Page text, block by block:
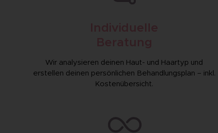
Wir analysieren deinen Haut- und Haartyp und
erstellen deinen persönlichen Behandlungs­plan – inkl.
Kosten­übersicht.